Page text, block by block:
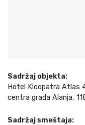
Sadržaj objekta:
Hotel Kleopatra Atlas
centra grada Alanja,
Sadržaj smeštaja: